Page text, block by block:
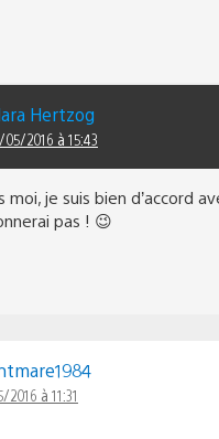
Hertzog
05/2016 à 15:43
moi, je suis bien d’accord
pas ! 😉
à 11:31